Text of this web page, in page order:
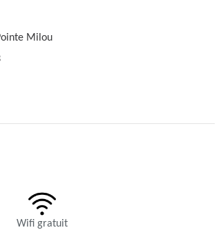
Apple TV.
Milou
Wifi gratuit